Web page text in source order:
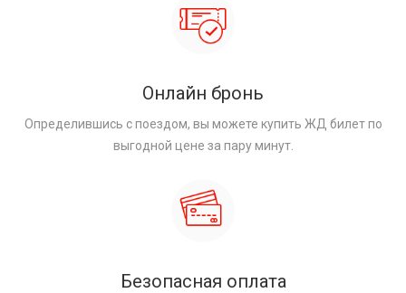
Онлайн бронь
Определившись с поездом, вы можете купить ЖД билет по
выгодной цене за пару минут.
Безопасная оплата